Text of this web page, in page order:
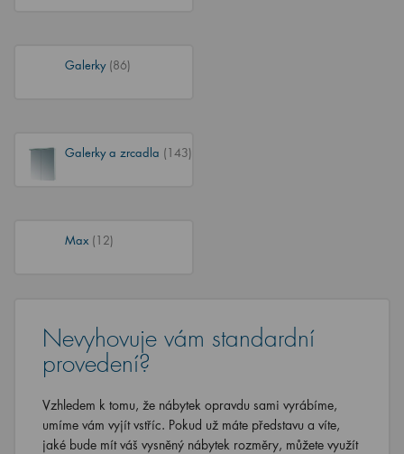
Galerky (86)
Galerky a zrcadla (143)
Max (12)
Nevyhovuje vám standardní
provedení?
Vzhledem k tomu, že nábytek opravdu sami vyrábíme,
umíme vám vyjít vstříc. Pokud už máte představu a víte,
jaké bude mít váš vysněný nábytek rozměry, můžete využít